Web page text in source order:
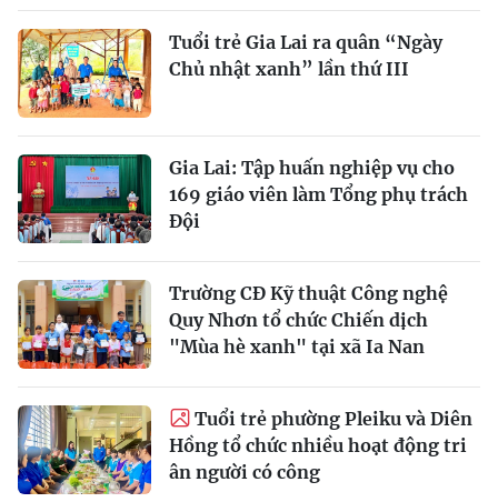
Tuổi trẻ Gia Lai ra quân “Ngày
Chủ nhật xanh” lần thứ III
Gia Lai: Tập huấn nghiệp vụ cho
169 giáo viên làm Tổng phụ trách
Đội
Trường CĐ Kỹ thuật Công nghệ
Quy Nhơn tổ chức Chiến dịch
"Mùa hè xanh" tại xã Ia Nan
Tuổi trẻ phường Pleiku và Diên
Hồng tổ chức nhiều hoạt động tri
ân người có công